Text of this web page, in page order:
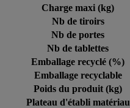
Charge maxi (kg)
Nb de tiroirs
Nb de portes
Nb de tablettes
Emballage recyclé (%)
Emballage recyclable
Poids du produit (kg)
Plateau d'établi matériau